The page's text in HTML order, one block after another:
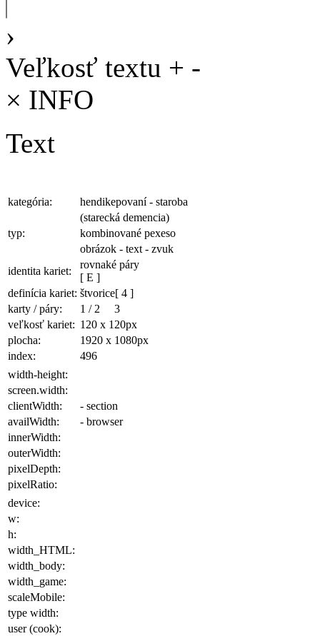
›
Veľkosť textu + -
× INFO
Text
kategória:
hendikepovaní - staroba
(starecká demencia)
typ:
kombinované pexeso
obrázok - text - zvuk
identita kariet:
rovnaké páry
[ E ]
definícia kariet: štvorice[ 4 ]
karty / páry:
1 / 2
3
veľkosť kariet: 120 x 120px
plocha: 1920 x 1080px
index:
496
width-height:
screen.width:
clientWidth:
- section
availWidth:
- browser
innerWidth:
outerWidth:
pixelDepth:
pixelRatio:
device:
w:
h:
width_HTML:
width_body:
width_game:
scaleMobile:
type width:
user (cook):